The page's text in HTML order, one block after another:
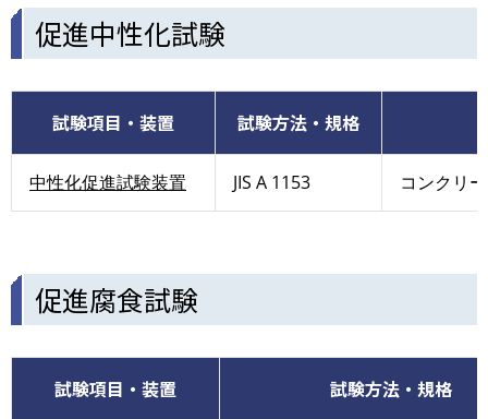
促進中性化試験
試験項目・装置 試験方法・規格
中性化促進試験装置 JIS A 1153 コンクリ
促進腐食試験
試験項目・装置 試験方法・規格